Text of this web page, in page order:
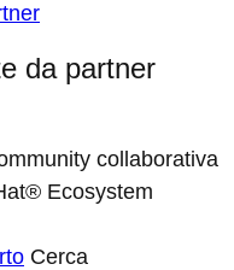
da partner
collaborativa
Ecosystem
Cerca